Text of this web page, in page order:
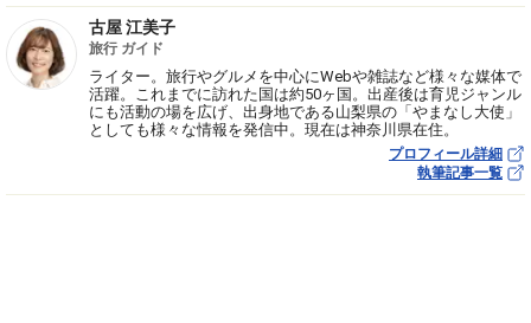
古屋 江美子
旅行 ガイド
ライター。旅行やグルメを中心にWebや雑誌など様々な媒体で
活躍。これまでに訪れた国は約50ヶ国。出産後は育児ジャンル
にも活動の場を広げ、出身地である山梨県の「やまなし大使」
としても様々な情報を発信中。現在は神奈川県在住。
プロフィール詳細
執筆記事一覧